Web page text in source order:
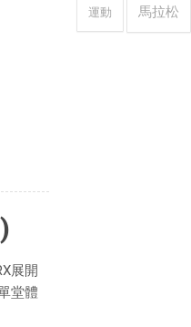
展開
堂體
運動 馬拉松